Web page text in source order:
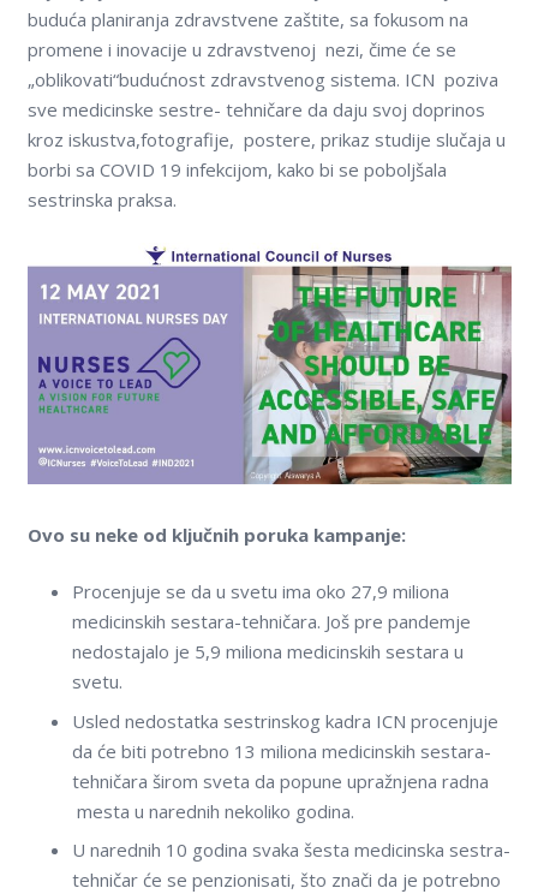
buduća planiranja zdravstvene zaštite, sa fokusom na
promene i inovacije u zdravstvenoj nezi, čime će se
„oblikovati“budućnost zdravstvenog sistema. ICN poziva
sve medicinske sestre- tehničare da daju svoj doprinos
kroz iskustva,fotografije, postere, prikaz studije slučaja u
borbi sa COVID 19 infekcijom, kako bi se pobolјšala
sestrinska praksa.
Ovo su neke od klјučnih poruka kampanje:
Procenjuje se da u svetu ima oko 27,9 miliona
medicinskih sestara-tehničara. Još pre pandemje
nedostajalo je 5,9 miliona medicinskih sestara u
svetu.
Usled nedostatka sestrinskog kadra ICN procenjuje
da će biti potrebno 13 miliona medicinskih sestara-
tehničara širom sveta da popune upražnjena radna
mesta u narednih nekoliko godina.
U narednih 10 godina svaka šesta medicinska sestra-
tehničar će se penzionisati, što znači da je potrebno